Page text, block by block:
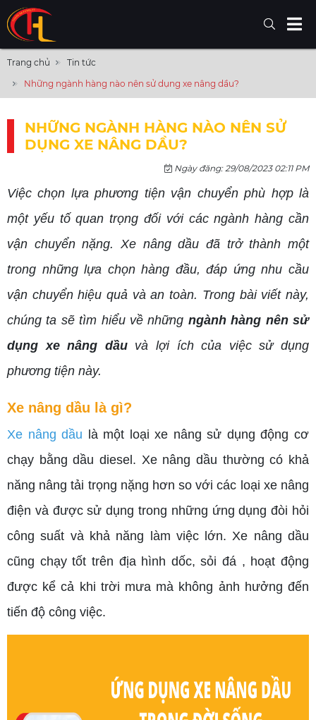
Trang chủ
Tin tức
Những ngành hàng nào nên sử dụng xe nâng dầu?
NHỮNG NGÀNH HÀNG NÀO NÊN SỬ
DỤNG XE NÂNG DẦU?
Ngày đăng: 29/08/2023 02:11 PM
Việc chọn lựa phương tiện vận chuyển phù hợp là
một yếu tố quan trọng đối với các ngành hàng cần
vận chuyển nặng. Xe nâng dầu đã trở thành một
trong những lựa chọn hàng đầu, đáp ứng nhu cầu
vận chuyển hiệu quả và an toàn. Trong bài viết này,
chúng ta sẽ tìm hiểu về những ngành hàng nên sử
dụng xe nâng dầuvà lợi ích của việc sử dụng
phương tiện này.
Xe nâng dầu là gì?
Xe nâng dầu là một loại xe nâng sử dụng động cơ
chạy bằng dầu diesel. Xe nâng dầu thường có khả
năng nâng tải trọng nặng hơn so với các loại xe nâng
điện và được sử dụng trong những ứng dụng đòi hỏi
công suất và khả năng làm việc lớn. Xe nâng dầu
cũng chạy tốt trên địa hình dốc, sỏi đá , hoạt động
được kể cả khi trời mưa mà không ảnh hưởng đến
tiến độ công việc.